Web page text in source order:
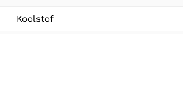
Koolstof